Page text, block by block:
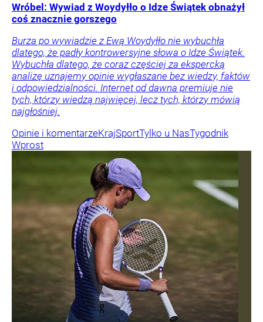
Wróbel: Wywiad z Woydyłło o Idze Świątek obnażył
coś znacznie gorszego
Burza po wywiadzie z Ewą Woydyłło nie wybuchła
dlatego, że padły kontrowersyjne słowa o Idze Świątek.
Wybuchła dlatego, że coraz częściej za ekspercką
analizę uznajemy opinie wygłaszane bez wiedzy, faktów
i odpowiedzialności. Internet od dawna premiuje nie
tych, którzy wiedzą najwięcej, lecz tych, którzy mówią
najgłośniej.
Opinie i komentarzeKrajSportTylko u NasTygodnik
Wprost